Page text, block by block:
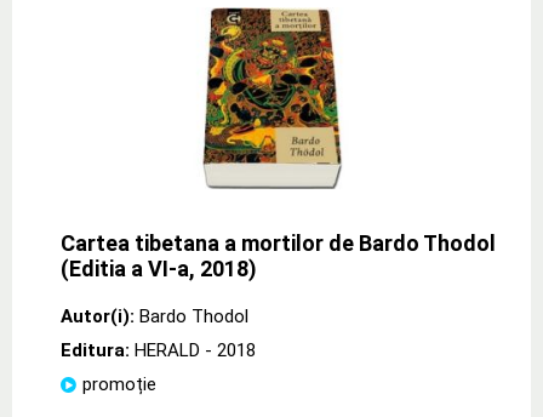
Cartea tibetana a mortilor de Bardo Thodol
(Editia a VI-a, 2018)
Autor(i): Bardo Thodol
Editura: HERALD - 2018
promoție